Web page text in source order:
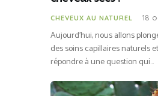
CHEVEUX AU NATUREL 18
Aujourd’hui, nous allons
des soins capillaires naturels
répondre à une question qui…